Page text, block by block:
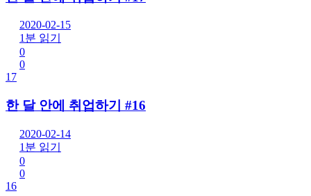
2020-02-15
1분 읽기
0
0
17
한 달 안에 취업하기 #16
2020-02-14
1분 읽기
0
0
16